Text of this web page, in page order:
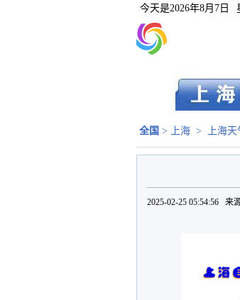
今天是2026年8月7日
全国 > 上海 > 上海
2025-02-25 05:54:56 来